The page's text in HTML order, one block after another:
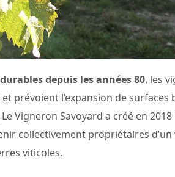
depuis les années 80, les
prévoient l’expansion de
Vigneron Savoyard a créé en
collectivement propriétaires
viticoles.